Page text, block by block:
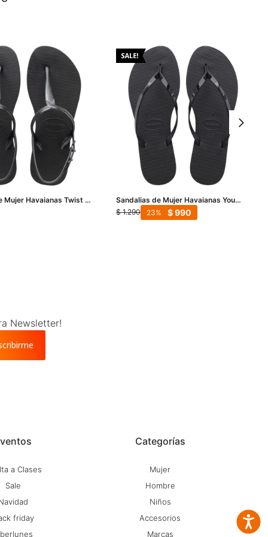
Mujer Havaianas Twist -
Sandalias de Mujer Havaianas You
Metalic - Negro
$ 1.290 $990
23
a Clases
Sale
friday
Categorías
Mujer
Hombre
Niños
Accesorios
Marcas
Newsletter!